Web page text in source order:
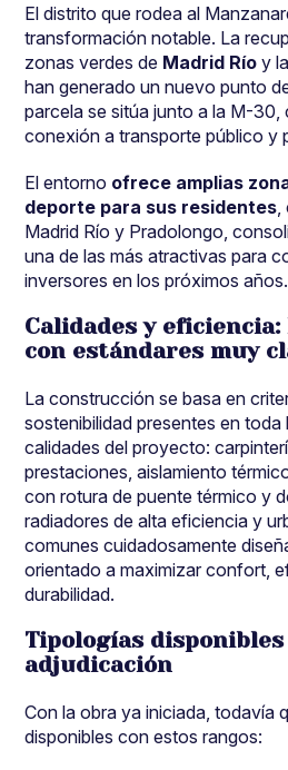
El distrito que rodea al
transformación notable. La
zonas verdes de Madrid Río y
han generado un nuevo punto
parcela se sitúa junto a la M-30,
conexión a transporte público y
El entorno ofrece amplias
deporte para sus residentes
Madrid Río y Pradolongo,
una de las más atractivas para
inversores en los próximos años.
Calidades y
con estándares muy
La construcción se basa en
sostenibilidad presentes en toda
calidades del proyecto:
prestaciones, aislamiento
con rotura de puente térmico y
radiadores de alta eficiencia y
comunes cuidadosamente
orientado a maximizar confort,
durabilidad.
Tipologías
adjudicación
Con la obra ya iniciada, todavía
disponibles con estos rangos: